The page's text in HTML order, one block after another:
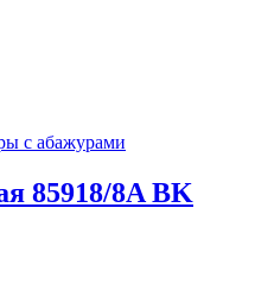
с абажурами
85918/8A BK